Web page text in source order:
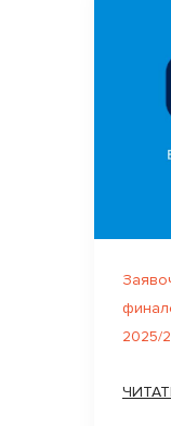
2025/